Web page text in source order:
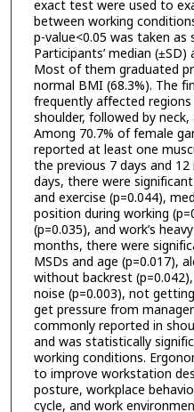
exact test were used to
between working
p-value<0.05 was taken
Participants’ median
Most of them graduated
normal BMI (68.3%). The
frequently affected
shoulder, followed by
Among 70.7% of female
reported at least one
the previous 7 days and
days, there were
and exercise (p=0.044),
position during working
(p=0.035), and work’s
months, there were
MSDs and age (p=0.017),
without backrest
noise (p=0.003), not
get pressure from
commonly reported in
and was statistically
working conditions.
to improve workstation
posture, workplace
cycle, and work